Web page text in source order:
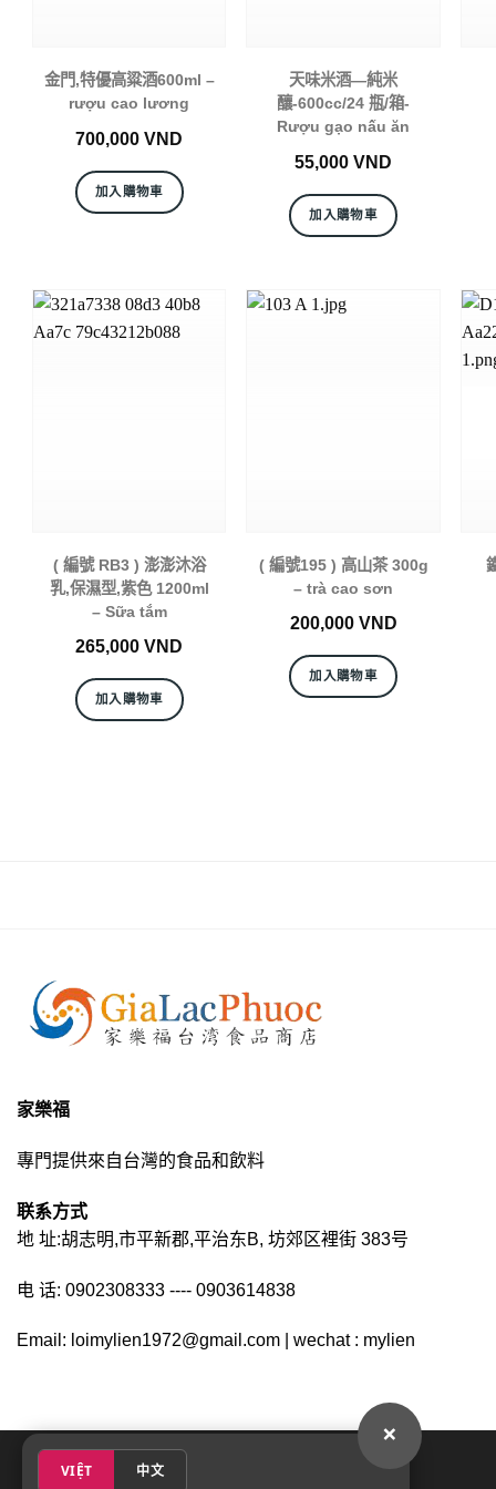
×
VIỆT 中文
金門,特優高粱酒600ml –
rượu cao lương
700,000VND
加入購物車
天味米酒—純米
釀-600cc/24 瓶/箱-
Rượu gạo nấu ăn
55,000VND
加入購物車
( 編號 RB3 ) 澎澎沐浴
乳,保濕型,紫色 1200ml
– Sữa tắm
265,000VND
加入購物車
( 編號195 ) 高山茶 300g
– trà cao sơn
200,000 VND
加入購物車
家樂福
專門提供來自台灣的食品和飲料
联系方式
地 址:胡志明,市平新郡,平治东B, 坊郊区裡街 383号
电 话: 0902308333 ---- 0903614838
Email: loimylien1972@gmail.com | wechat : mylien